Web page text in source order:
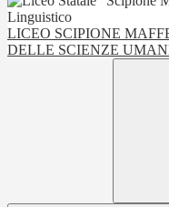
LICEO SCIPIONE
DELLE SCIENZE